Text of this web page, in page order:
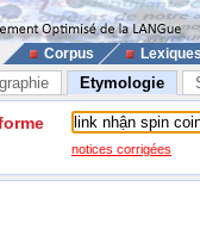
Corpus
Etymologie
notices corrigées